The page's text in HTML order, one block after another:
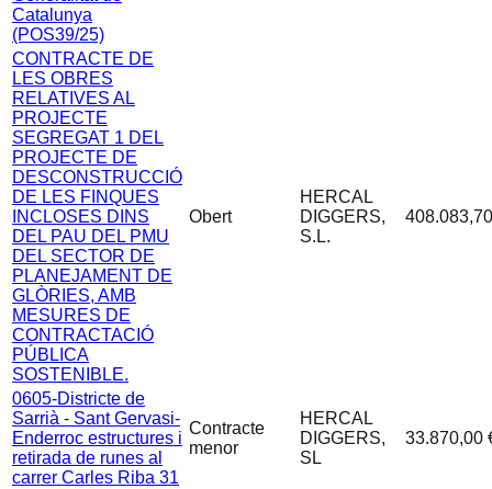
Catalunya
(POS39/25)
CONTRACTE DE
LES OBRES
RELATIVES AL
PROJECTE
SEGREGAT 1 DEL
PROJECTE DE
DESCONSTRUCCIÓ
DE LES FINQUES
INCLOSES DINS
DEL PAU DEL PMU
DEL SECTOR DE
PLANEJAMENT DE
GLÒRIES, AMB
MESURES DE
CONTRACTACIÓ
PÚBLICA
SOSTENIBLE.
Obert
HERCAL
DIGGERS,
S.L.
0605-Districte de
Sarrià - Sant Gervasi-
Enderroc estructures i
retirada de runes al
carrer Carles Riba 31
Contracte
menor
HERCAL
DIGGERS,
SL
33.870,00